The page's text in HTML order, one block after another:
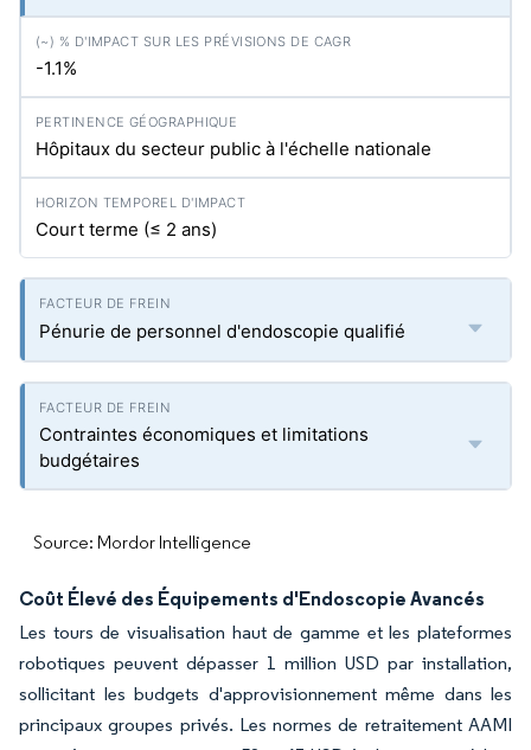
-1.1%
Hôpitaux du secteur public à l'échelle nationale
Court terme (≤ 2 ans)
Pénurie de personnel d'endoscopie qualifié
Contraintes économiques et limitations
budgétaires
Source: Mordor Intelligence
Coût Élevé des Équipements d'Endoscopie Avancés
Les tours de visualisation haut de gamme et les plateformes
robotiques peuvent dépasser 1 million USD par installation,
sollicitant les budgets d'approvisionnement même dans les
principaux groupes privés. Les normes de retraitement AAMI